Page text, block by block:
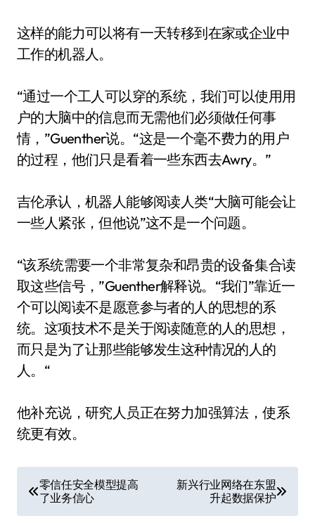
这样的能力可以将有一天转移到在家或企业中
工作的机器人。
“通过一个工人可以穿的系统，我们可以使用用
户的大脑中的信息而无需他们必须做任何事
情，”Guenther说。“这是一个毫不费力的用户
的过程，他们只是看着一些东西去Awry。”
吉伦承认，机器人能够阅读人类“大脑可能会让
一些人紧张，但他说”这不是一个问题。
“该系统需要一个非常复杂和昂贵的设备集合读
取这些信号，”Guenther解释说。“我们”靠近一
个可以阅读不是愿意参与者的人的思想的系
统。这项技术不是关于阅读随意的人的思想，
而只是为了让那些能够发生这种情况的人的
人。“
他补充说，研究人员正在努力加强算法，使系
统更有效。
文
章
零信任安全模型提高
了业务信心
新兴行业网络在东盟
升起数据保护